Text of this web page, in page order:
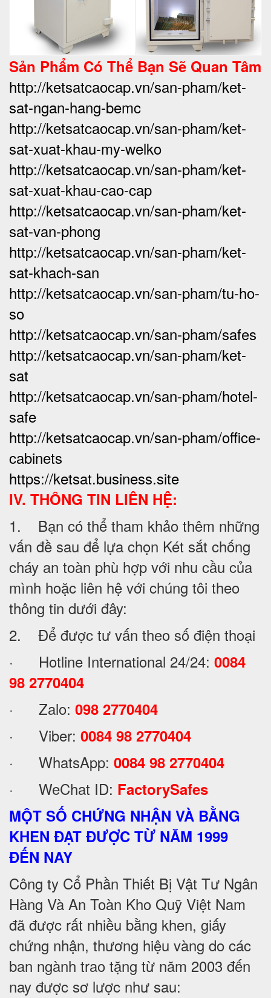
Sản Phẩm Có Thể Bạn Sẽ Quan Tâm
http://ketsatcaocap.vn/san-pham/ket-
sat-ngan-hang-bemc
http://ketsatcaocap.vn/san-pham/ket-
sat-xuat-khau-my-welko
http://ketsatcaocap.vn/san-pham/ket-
sat-xuat-khau-cao-cap
http://ketsatcaocap.vn/san-pham/ket-
sat-van-phong
http://ketsatcaocap.vn/san-pham/ket-
sat-khach-san
http://ketsatcaocap.vn/san-pham/tu-ho-
so
http://ketsatcaocap.vn/san-pham/safes
http://ketsatcaocap.vn/san-pham/ket-
sat
http://ketsatcaocap.vn/san-pham/hotel-
safe
http://ketsatcaocap.vn/san-pham/office-
cabinets
https://ketsat.business.site
IV. THÔNG TIN LIÊN HỆ:
1. Bạn có thể tham khảo thêm những
vấn đề sau để lựa chọn Két sắt chống
cháy an toàn phù hợp với nhu cầu của
mình hoặc liên hệ với chúng tôi theo
thông tin dưới đây:
2. Để được tư vấn theo số điện thoại
· Hotline International 24/24: 0084
98 2770404
· Zalo: 098 2770404
· Viber: 0084 98 2770404
· WhatsApp: 0084 98 2770404
· WeChat ID: FactorySafes
MỘT SỐ CHỨNG NHẬN VÀ BẰNG
KHEN ĐẠT ĐƯỢC TỪ NĂM 1999
ĐẾN NAY
Công ty Cổ Phần Thiết Bị Vật Tư Ngân
Hàng Và An Toàn Kho Quỹ Việt Nam
đã được rất nhiều bằng khen, giấy
chứng nhận, thương hiệu vàng do các
ban ngành trao tặng từ năm 2003 đến
nay được sơ lược như sau: